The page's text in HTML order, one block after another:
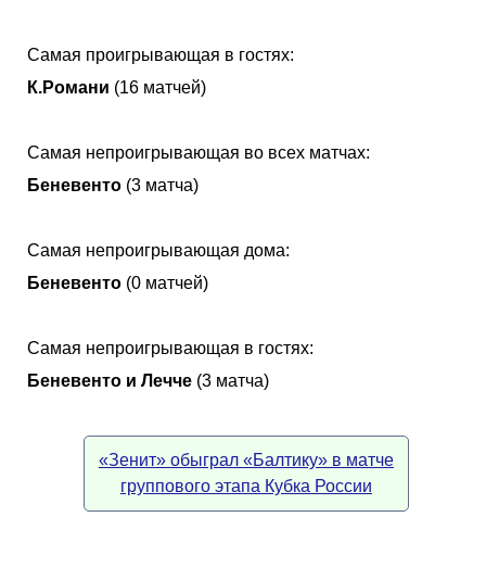
Самая проигрывающая в гостях:
К.Романи (16 матчей)
Самая непроигрывающая во всех матчах:
Беневенто (3 матча)
Самая непроигрывающая дома:
Беневенто (0 матчей)
Самая непроигрывающая в гостях:
Беневенто и Лечче (3 матча)
«Зенит» обыграл «Балтику» в матче
группового этапа Кубка России